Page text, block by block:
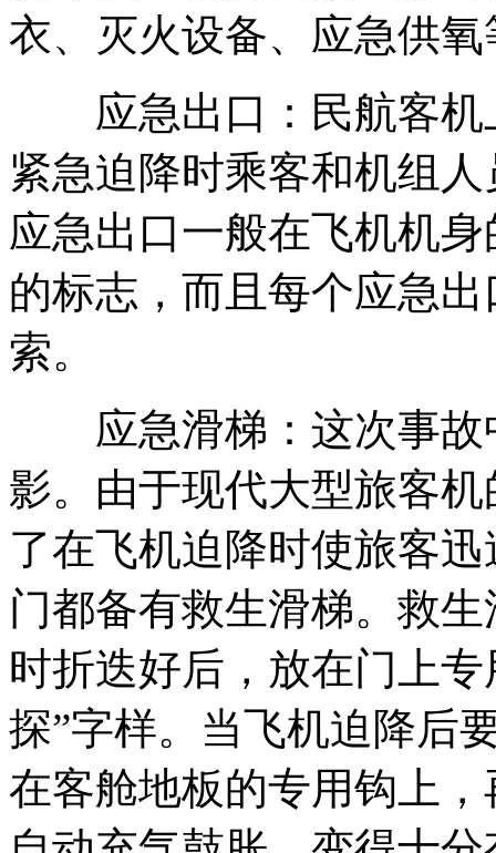
衣、灭火设备、应急供氧
应急出口：民航客机
紧急迫降时乘客和机组
应急出口一般在飞机机
的标志，而且每个应急
索。
应急滑梯：这次事故
影。由于现代大型旅客
了在飞机迫降时使旅客
门都备有救生滑梯。救
时折迭好后，放在门上
探”字样。当飞机迫降后
在客舱地板的专用钩上